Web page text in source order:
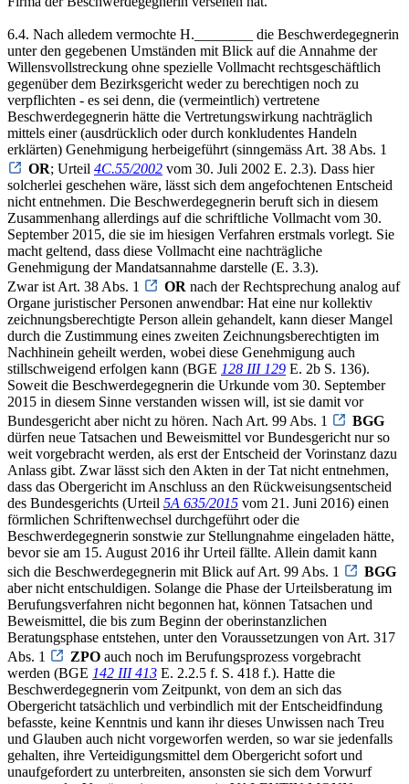
6.4. Nach alledem vermochte H.________ die Beschwerdegegnerin
unter den gegebenen Umständen mit Blick auf die Annahme der
Willensvollstreckung ohne spezielle Vollmacht rechtsgeschäftlich
gegenüber dem Bezirksgericht weder zu berechtigen noch zu
verpflichten - es sei denn, die (vermeintlich) vertretene
Beschwerdegegnerin hätte die Vertretungswirkung nachträglich
mittels einer (ausdrücklich oder durch konkludentes Handeln
erklärten) Genehmigung herbeigeführt (sinngemäss Art. 38 Abs. 1
OR; Urteil 4C.55/2002 vom 30. Juli 2002 E. 2.3). Dass hier
solcherlei geschehen wäre, lässt sich dem angefochtenen Entscheid
nicht entnehmen. Die Beschwerdegegnerin beruft sich in diesem
Zusammenhang allerdings auf die schriftliche Vollmacht vom 30.
September 2015, die sie im hiesigen Verfahren erstmals vorlegt. Sie
macht geltend, dass diese Vollmacht eine nachträgliche
Genehmigung der Mandatsannahme darstelle (E. 3.3).
Zwar ist Art. 38 Abs. 1
OR nach der Rechtsprechung analog auf
Organe juristischer Personen anwendbar: Hat eine nur kollektiv
zeichnungsberechtigte Person allein gehandelt, kann dieser Mangel
durch die Zustimmung eines zweiten Zeichnungsberechtigten im
Nachhinein geheilt werden, wobei diese Genehmigung auch
stillschweigend erfolgen kann (BGE 128 III 129 E. 2b S. 136).
Soweit die Beschwerdegegnerin die Urkunde vom 30. September
2015 in diesem Sinne verstanden wissen will, ist sie damit vor
Bundesgericht aber nicht zu hören. Nach Art. 99 Abs. 1
BGG
dürfen neue Tatsachen und Beweismittel vor Bundesgericht nur so
weit vorgebracht werden, als erst der Entscheid der Vorinstanz dazu
Anlass gibt. Zwar lässt sich den Akten in der Tat nicht entnehmen,
dass das Obergericht im Anschluss an den Rückweisungsentscheid
des Bundesgerichts (Urteil 5A 635/2015 vom 21. Juni 2016) einen
förmlichen Schriftenwechsel durchgeführt oder die
Beschwerdegegnerin sonstwie zur Stellungnahme eingeladen hätte,
bevor sie am 15. August 2016 ihr Urteil fällte. Allein damit kann
sich die Beschwerdegegnerin mit Blick auf Art. 99 Abs. 1
BGG
aber nicht entschuldigen. Solange die Phase der Urteilsberatung im
Berufungsverfahren nicht begonnen hat, können Tatsachen und
Beweismittel, die bis zum Beginn der oberinstanzlichen
Beratungsphase entstehen, unter den Voraussetzungen von Art. 317
Abs. 1
ZPO auch noch im Berufungsprozess vorgebracht
werden (BGE 142 III 413 E. 2.2.5 f. S. 418 f.). Hatte die
Beschwerdegegnerin vom Zeitpunkt, von dem an sich das
Obergericht tatsächlich und verbindlich mit der Entscheidfindung
befasste, keine Kenntnis und kann ihr dieses Unwissen nach Treu
und Glauben auch nicht vorgeworfen werden, so war sie jedenfalls
gehalten, ihre Verteidigungsmittel dem Obergericht sofort und
unaufgefordert zu unterbreiten, ansonsten sie sich dem Vorwurf